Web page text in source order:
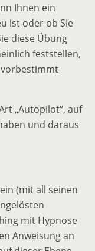
Ihnen ein
ist oder ob Sie
diese Übung
feststellen,
„Autopilot“, auf
und daraus
(mit all seinen
mit Hypnose
Anweisung an